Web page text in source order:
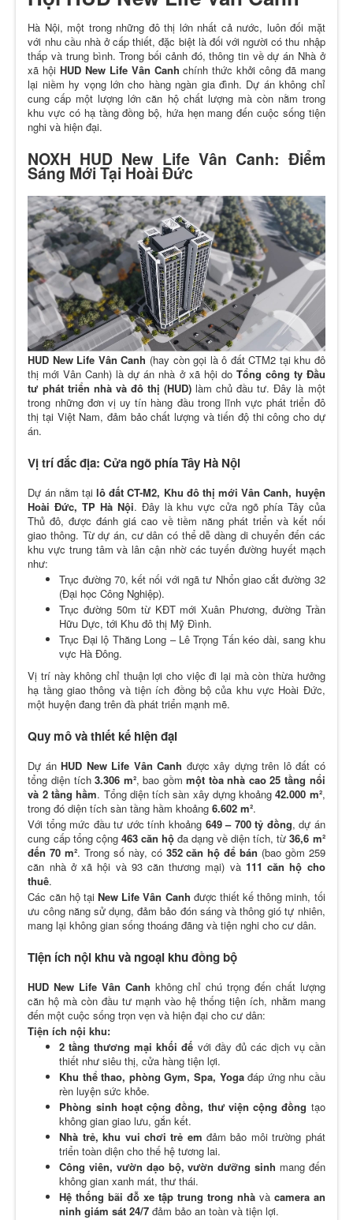
Hà Nội, một trong những đô thị lớn nhất cả nước, luôn đối mặt
với nhu cầu nhà ở cấp thiết, đặc biệt là đối với người có thu nhập
thấp và trung bình. Trong bối cảnh đó, thông tin về dự án Nhà ở
xã hộiHUD New Life Vân Canh chính thức khởi công đã mang
lại niềm hy vọng lớn cho hàng ngàn gia đình. Dự án không chỉ
cung cấp một lượng lớn căn hộ chất lượng mà còn nằm trong
khu vực có hạ tầng đồng bộ, hứa hẹn mang đến cuộc sống tiện
nghi và hiện đại.
NOXH HUD New Life Vân Canh: Điểm
Sáng Mới Tại Hoài Đức
HUD New Life Vân Canh (hay còn gọi là ô đất CTM2 tại khu đô
thị mới Vân Canh) là dự án nhà ở xã hội do Tổng công ty Đầu
tư phát triển nhà và đô thị (HUD) làm chủ đầu tư. Đây là một
trong những đơn vị uy tín hàng đầu trong lĩnh vực phát triển đô
thị tại Việt Nam, đảm bảo chất lượng và tiến độ thi công cho dự
án.
Vị trí đắc địa: Cửa ngõ phía Tây Hà Nội
Dự án nằm tạilô đất CT-M2, Khu đô thị mới Vân Canh, huyện
Hoài Đức, TP Hà Nội. Đây là khu vực cửa ngõ phía Tây của
Thủ đô, được đánh giá cao về tiềm năng phát triển và kết nối
giao thông. Từ dự án, cư dân có thể dễ dàng di chuyển đến các
khu vực trung tâm và lân cận nhờ các tuyến đường huyết mạch
như:
Trục đường 70, kết nối với ngã tư Nhổn giao cắt đường 32
(Đại học Công Nghiệp).
Trục đường 50m từ KĐT mới Xuân Phương, đường Trần
Hữu Dực, tới Khu đô thị Mỹ Đình.
Trục Đại lộ Thăng Long – Lê Trọng Tấn kéo dài, sang khu
vực Hà Đông.
Vị trí này không chỉ thuận lợi cho việc đi lại mà còn thừa hưởng
hạ tầng giao thông và tiện ích đồng bộ của khu vực Hoài Đức,
một huyện đang trên đà phát triển mạnh mẽ.
Quy mô và thiết kế hiện đại
Dự ánHUD New Life Vân Canh được xây dựng trên lô đất có
tổng diện tích3.306 m², bao gồmmột tòa nhà cao 25 tầng nổi
và 2 tầng hầm. Tổng diện tích sàn xây dựng khoảng42.000 m²,
trong đó diện tích sàn tầng hầm khoảng6.602 m².
Với tổng mức đầu tư ước tính khoảng 649 – 700 tỷ đồng, dự án
cung cấp tổng cộng 463 căn hộđa dạng về diện tích, từ36,6 m²
đến 70 m². Trong số này, có 352 căn hộ để bán (bao gồm 259
căn nhà ở xã hội và 93 căn thương mại) và 111 căn hộ cho
thuê.
Các căn hộ tạiNew Life Vân Canh được thiết kế thông minh, tối
ưu công năng sử dụng, đảm bảo đón sáng và thông gió tự nhiên,
mang lại không gian sống thoáng đãng và tiện nghi cho cư dân.
Tiện ích nội khu và ngoại khu đồng bộ
HUD New Life Vân Canh không chỉ chú trọng đến chất lượng
căn hộ mà còn đầu tư mạnh vào hệ thống tiện ích, nhằm mang
đến một cuộc sống trọn vẹn và hiện đại cho cư dân:
Tiện ích nội khu:
2 tầng thương mại khối đế với đầy đủ các dịch vụ cần
thiết như siêu thị, cửa hàng tiện lợi.
Khu thể thao, phòng Gym, Spa, Yogađáp ứng nhu cầu
rèn luyện sức khỏe.
Phòng sinh hoạt cộng đồng, thư viện cộng đồng tạo
không gian giao lưu, gắn kết.
Nhà trẻ, khu vui chơi trẻ em đảm bảo môi trường phát
triển toàn diện cho thế hệ tương lai.
Công viên, vườn dạo bộ, vườn dưỡng sinh mang đến
không gian xanh mát, thư thái.
Hệ thống bãi đỗ xe tập trung trong nhàvà camera an
ninh giám sát 24/7 đảm bảo an toàn và tiện lợi.